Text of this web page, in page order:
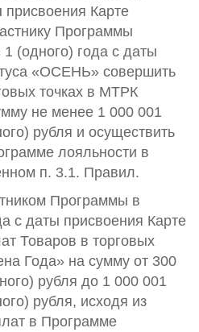
присвоения Карте
Программы
(одного) года с даты
«ОСЕНЬ» совершить
точках в МТРК
не менее 1 000 001
рубля и осуществить
лояльности в
п. 3.1. Правил.
Программы в
с даты присвоения Карте
Товаров в торговых
Года» на сумму от 300
рубля до 1 000 001
рубля, исходя из
в Программе